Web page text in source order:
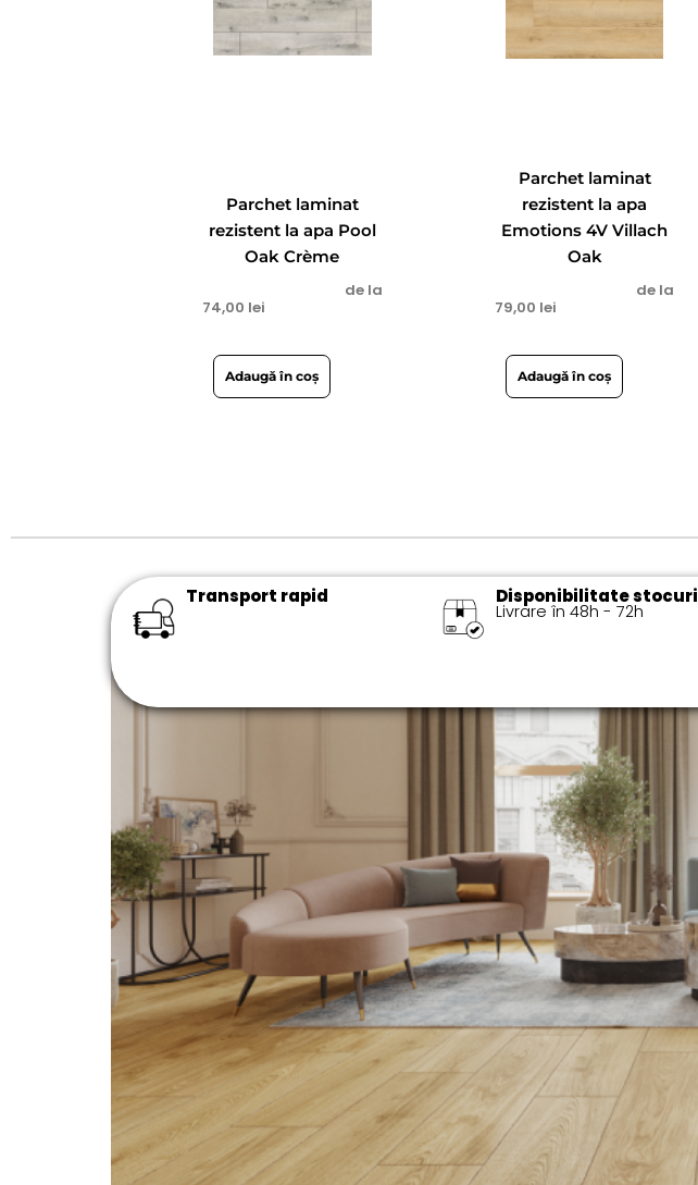
Parchet laminat
rezistent la apa Pool
Oak Crème
de la
74,00 lei
Adaugă în coș
Parchet laminat
rezistent la apa
Emotions 4V Villach
Oak
de la
79,00 lei
Adaugă în coș
Transport rapid Disponibilitate stocuri
Livrare în 48h - 72h​